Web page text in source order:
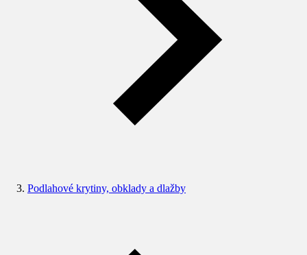
Podlahové krytiny, obklady a dlažby